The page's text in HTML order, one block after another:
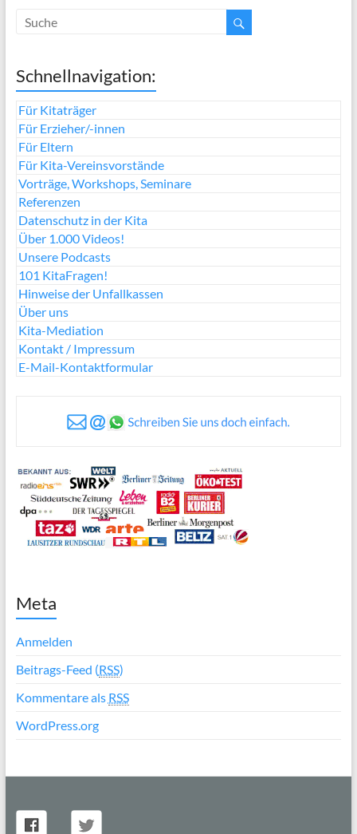
Schnellnavigation:
Für Kitaträger
Für Erzieher/-innen
Für Eltern
Für Kita-Vereinsvorstände
Vorträge, Workshops, Seminare
Referenzen
Datenschutz in der Kita
Über 1.000 Videos!
Unsere Podcasts
101 KitaFragen!
Hinweise der Unfallkassen
Über uns
Kita-Mediation
Kontakt / Impressum
E-Mail-Kontaktformular
Meta
Anmelden
Beitrags-Feed (RSS)
Kommentare als RSS
WordPress.org